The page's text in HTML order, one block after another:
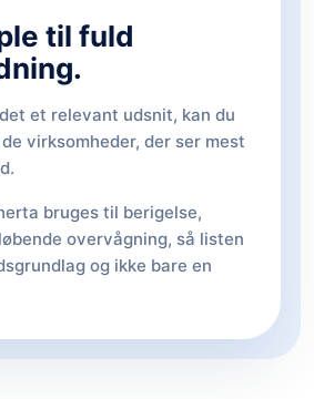
til fuld
et relevant udsnit, kan du
virksomheder, der ser mest
bruges til berigelse,
overvågning, så listen
og ikke bare en